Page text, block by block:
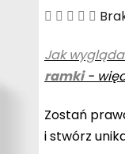
na
5
Jak
ramki-
Zostań
i stwórz